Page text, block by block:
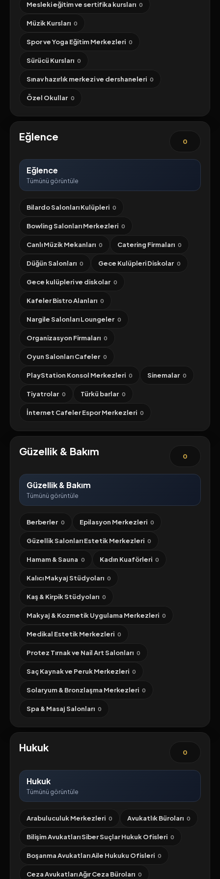
Mesleki eğitim ve sertifika kursları 0
Müzik Kursları 0
Spor ve Yoga Eğitim Merkezleri 0
Sürücü Kursları 0
Sınav hazırlık merkezi ve dershaneleri 0
Özel Okullar 0
Eğlence 0
Eğlence
Tümünü görüntüle
Bilardo Salonları Kulüpleri 0
Bowling Salonları Merkezleri 0
Canlı Müzik Mekanları 0 Catering Firmaları 0
Düğün Salonları 0 Gece Kulüpleri Diskolar 0
Gece kulüpleri ve diskolar 0
Kafeler Bistro Alanları 0
Nargile Salonları Loungeler 0
Organizasyon Firmaları 0
Oyun Salonları Cafeler 0
PlayStation Konsol Merkezleri 0 Sinemalar 0
Tiyatrolar 0 Türkü barlar 0
İnternet Cafeler Espor Merkezleri 0
Güzellik & Bakım 0
Güzellik & Bakım
Tümünü görüntüle
Berberler 0 Epilasyon Merkezleri 0
Güzellik Salonları Estetik Merkezleri 0
Hamam & Sauna 0 Kadın Kuaförleri 0
Kalıcı Makyaj Stüdyoları 0
Kaş & Kirpik Stüdyoları 0
Makyaj & Kozmetik Uygulama Merkezleri 0
Medikal Estetik Merkezleri 0
Protez Tırnak ve Nail Art Salonları 0
Saç Kaynak ve Peruk Merkezleri 0
Solaryum & Bronzlaşma Merkezleri 0
Spa & Masaj Salonları 0
Hukuk 0
Hukuk
Tümünü görüntüle
Arabuluculuk Merkezleri 0 Avukatlık Büroları 0
Bilişim Avukatları Siber Suçlar Hukuk Ofisleri 0
Boşanma Avukatları Aile Hukuku Ofisleri 0
Ceza Avukatları Ağır Ceza Büroları 0